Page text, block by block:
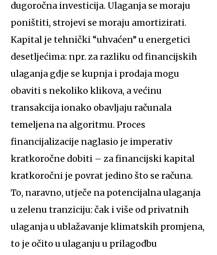
dugoročna investicija. Ulaganja se moraju
poništiti, strojevi se moraju amortizirati.
Kapital je tehnički “uhvaćen” u energetici
desetljećima: npr. za razliku od financijskih
ulaganja gdje se kupnja i prodaja mogu
obaviti s nekoliko klikova, a većinu
transakcija ionako obavljaju računala
temeljena na algoritmu. Proces
financijalizacije naglasio je imperativ
kratkoročne dobiti – za financijski kapital
kratkoročni je povrat jedino što se računa.
To, naravno, utječe na potencijalna ulaganja
u zelenu tranziciju: čak i više od privatnih
ulaganja u ublažavanje klimatskih promjena,
to je očito u ulaganju u prilagodbu